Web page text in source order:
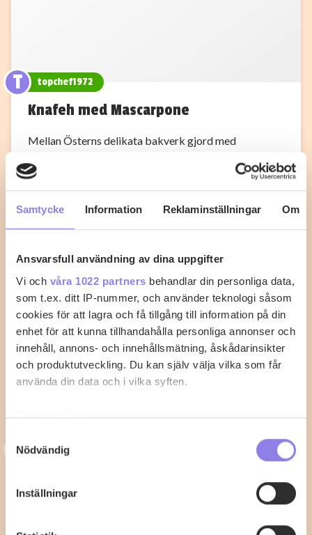
Samtycke Information Reklaminställningar Om
Ansvarsfull användning av dina uppgifter
Vi och våra 1022 partners behandlar din personliga data,
som t.ex. ditt IP-nummer, och använder teknologi såsom
cookies för att lagra och få tillgång till information på din
enhet för att kunna tillhandahålla personliga annonser och
innehåll, annons- och innehållsmätning, åskådarinsikter
och produktutveckling. Du kan själv välja vilka som får
använda din data och i vilka syften.
Med din tillåtelse skulle vi även vilja:
som kan ha en noggrannhet på upp till flera meter
Ta reda på mer om hur dina personliga uppgifter
Nödvändig
Inställningar
T topchef1972
Knafeh med Mascarpone
Mellan Österns delikata bakverk gjord med
1 0
3 33alva
med perfekt tillagning
När du vill laga kycklingklubba i ugn är det viktigt att